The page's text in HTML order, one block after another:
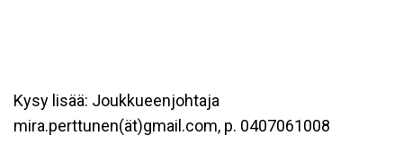
Kysy lisää: Joukkueenjohtaja
mira.perttunen(ät)gmail.com, p. 0407061008